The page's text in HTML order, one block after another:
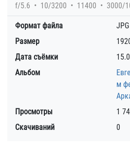
f/5.6
10/3200 11400 3000/
Формат файла
JPG
Размер
Дата съёмки
Альбом
м
Просмотры
1
Скачиваний
0